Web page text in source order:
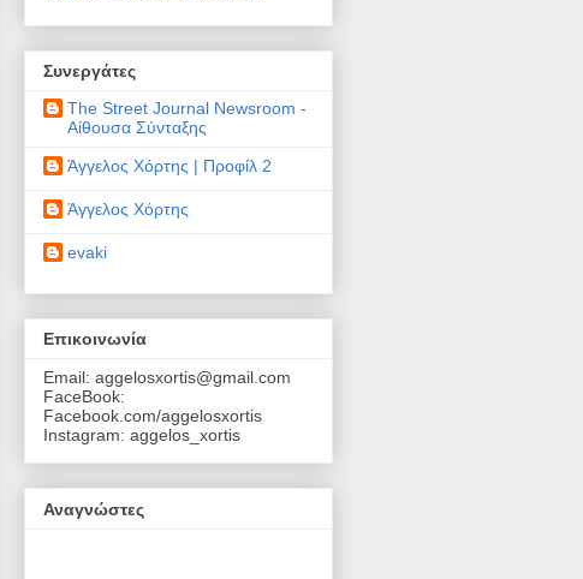
Συνεργάτες
The Street Journal Newsroom -
Αίθουσα Σύνταξης
Άγγελος Χόρτης | Προφίλ 2
Άγγελος Χόρτης
evaki
Επικοινωνία
Email: aggelosxortis@gmail.com
FaceBook:
Facebook.com/aggelosxortis
Instagram: aggelos_xortis
Αναγνώστες